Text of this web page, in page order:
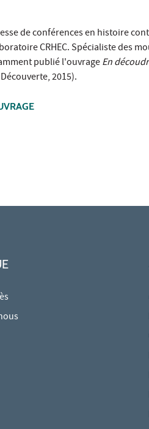
de conférences en histoire
CRHEC. Spécialiste des
publié l'ouvrageEn
2015).